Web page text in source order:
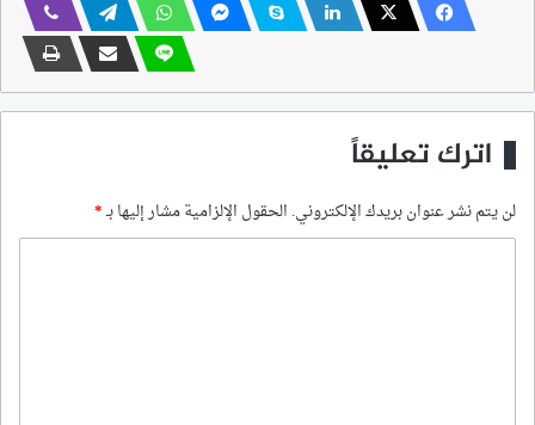
اترك تعليقاً
لن يتم نشر عنوان بريدك الإلكتروني. الحقول الإلزامية مشار إليها بـ*